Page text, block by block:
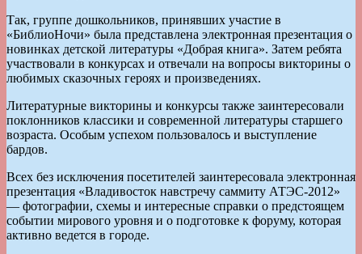
Так, группе дошкольников, принявших участие в
«БиблиоНочи» была представлена электронная презентация о
новинках детской литературы «Добрая книга». Затем ребята
участвовали в конкурсах и отвечали на вопросы викторины о
любимых сказочных героях и произведениях.
Литературные викторины и конкурсы также заинтересовали
поклонников классики и современной литературы старшего
возраста. Особым успехом пользовалось и выступление
бардов.
Всех без исключения посетителей заинтересовала электронная
презентация «Владивосток навстречу саммиту АТЭС-2012»
— фотографии, схемы и интересные справки о предстоящем
событии мирового уровня и о подготовке к форуму, которая
активно ведется в городе.